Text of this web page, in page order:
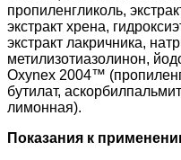
пропиленгликоль,
экстракт хрена,
экстракт лакричника,
метилизотиазолинон,
Oxynex 2004™
бутилат,
лимонная).
Показания к